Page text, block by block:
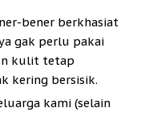
bener berkhasiat
gak perlu pakai
kulit tetap
kering bersisik.
kami (selain